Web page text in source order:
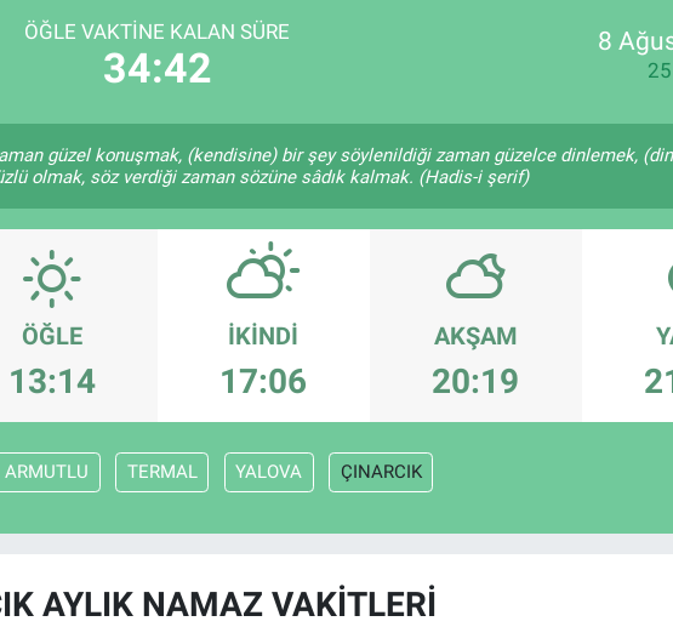
ÖĞLE VAKTINE KALAN SÜRE
34:41
8
güzel konuşmak, (kendisine) bir şey söylenildiği zaman güzelce dinlemek,
olmak, söz verdiği zaman sözüne sâdık kalmak. (Hadis-i şerif)
ÖĞLE
13:14
İKINDI
17:06
AKŞAM
20:19
ARMUTLU TERMAL YALOVA ÇINARCIK
AYLIK NAMAZ VAKITLERI